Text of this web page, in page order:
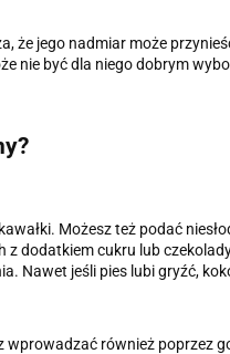
że jego nadmiar może
nie być dla niego dobrym
Możesz też podać
dodatkiem cukru lub
Nawet jeśli pies lubi gryźć,
również poprzez